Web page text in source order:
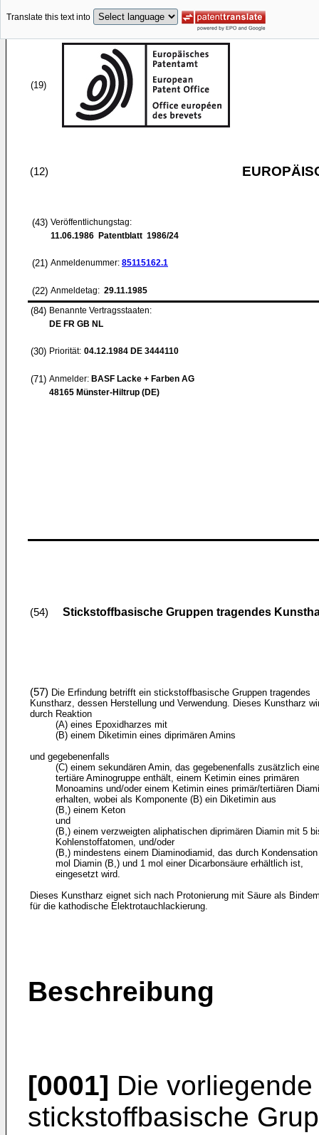
Translate this text into
(19)
(12)
(43) Veröffentlichungstag:
11.06.1986 Patentblatt 1986/24
(21) Anmeldenummer: 85115162.1
(22) Anmeldetag: 29.11.1985
(84) Benannte Vertragsstaaten:
DE FR GB NL
(30) Priorität: 04.12.1984 DE 3444110
(71) Anmelder: BASF Lacke + Farben AG
48165 Münster-Hiltrup (DE)
(54) Stickstoffbasische Gruppen tragendes
(57) Die Erfindung betrifft ein stickstoffbasische Gruppen tragendes
Kunstharz, dessen Herstellung und Verwendung. Dieses Kunstharz
durch Reaktion
(A) eines Epoxidharzes mit
(B) einem Diketimin eines diprimären Amins
und gegebenenfalls
(C) einem sekundären Amin, das gegebenenfalls zusätzlich eine
tertiäre Aminogruppe enthält, einem Ketimin eines primären
Monoamins und/oder einem Ketimin eines primär/tertiären
erhalten, wobei als Komponente (B) ein Diketimin aus
(B,) einem Keton
und
(B,) einem verzweigten aliphatischen diprimären Diamin mit 5
Kohlenstoffatomen, und/oder
(B,) mindestens einem Diaminodiamid, das durch
mol Diamin (B,) und 1 mol einer Dicarbonsäure erhältlich ist,
eingesetzt wird.
Dieses Kunstharz eignet sich nach Protonierung mit Säure als
für die kathodische Elektrotauchlackierung.
Beschreibung
[0001] Die
stickstoffbasische